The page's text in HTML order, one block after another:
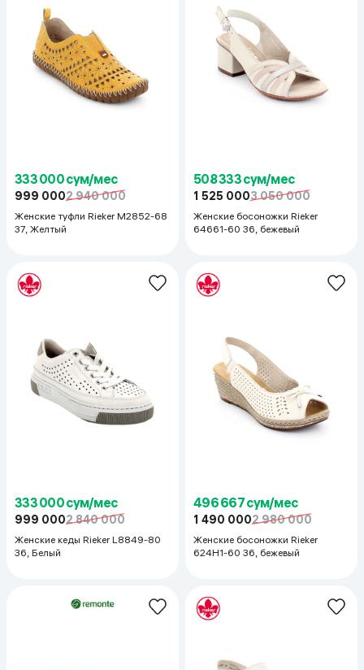
333 000 сум/мес
999 0002 940 000
Женские туфли Rieker M2852-68
37, Желтый
508 333 сум/мес
1 525 0003 050 000
Женские босоножки Rieker
64661-60 36, бежевый
333 000 сум/мес
999 0002 840 000
Женские кеды Rieker L8849-80
36, Белый
496 667 сум/мес
1 490 0002 980 000
Женские босоножки Rieker
624H1-60 36, бежевый